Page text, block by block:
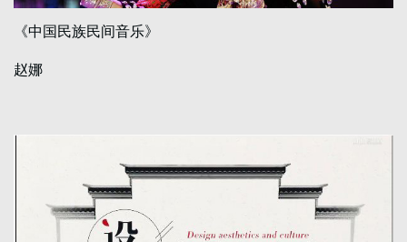
《中国民族民间音乐》
赵娜